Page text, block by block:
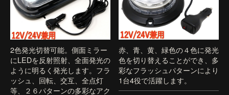
2色発光切替可能。側面ミラー
にLEDを反射照射、全面発光の
ように明るく発光します。フラ
ッシュ、回転、交互、全点灯
等、２６パターンの多彩なアク
赤、青、黄、緑色の４色に発光
色を切り替えることができ、多
彩なフラッシュパターンにより
1台4役で活躍します。